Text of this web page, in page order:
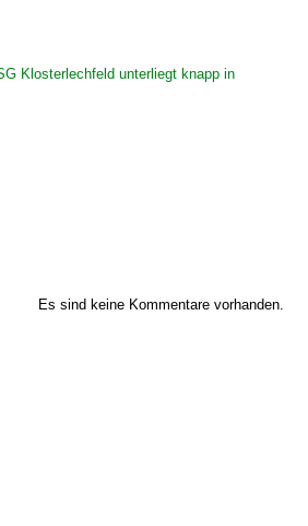
Klosterlechfeld unterliegt knapp in
Es sind keine Kommentare vorhanden.